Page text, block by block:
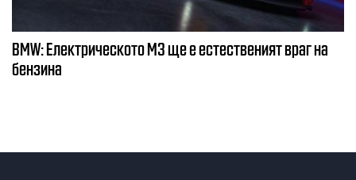
BMW: Електрическото М3 ще е естественият враг на
бензина